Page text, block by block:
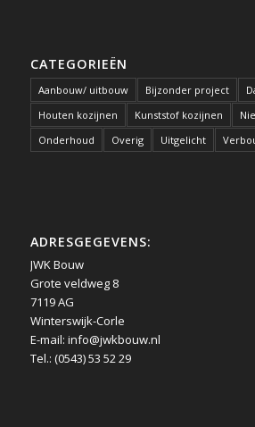
CATEGORIEËN
Aanbouw/ uitbouw Bijzonder project
Houten kozijnen
Kunststof kozijnen
Onderhoud
Overig Uitgelicht
ADRESGEGEVENS:
JWK Bouw
Grote veldweg 8
7119 AG
Winterswijk-Corle
E-mail: info@jwkbouw.nl
Tel.: (0543) 53 52 29